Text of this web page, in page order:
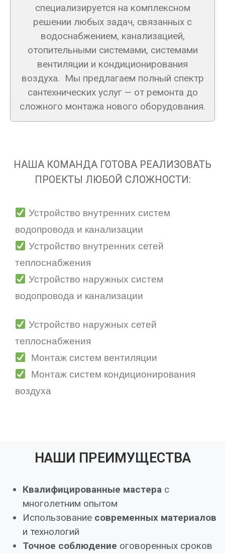
специализируется на комплексном
решении любых задач, связанных с
водоснабжением, канализацией,
отопительными системами, системами
вентиляции и кондиционирования
воздуха. Мы предлагаем полный спектр
сантехнических услуг — от ремонта до
сложного монтажа нового оборудования.
НАША КОМАНДА ГОТОВА РЕАЛИЗОВАТЬ
ПРОЕКТЫ ЛЮБОЙ СЛОЖНОСТИ:
Устройство внутренних систем
водопровода и канализации
Устройство внутренних сетей
теплоснабжения
Устройство наружных систем
водопровода и канализации
Устройство наружных сетей
теплоснабжения
Монтаж систем вентиляции
Монтаж систем кондиционирования
воздуха
НАШИ ПРЕИМУЩЕСТВА
Квалифицированные мастера с
многолетним опытом
Использование современных материалов
и технологий
Точное соблюдение оговоренных сроков